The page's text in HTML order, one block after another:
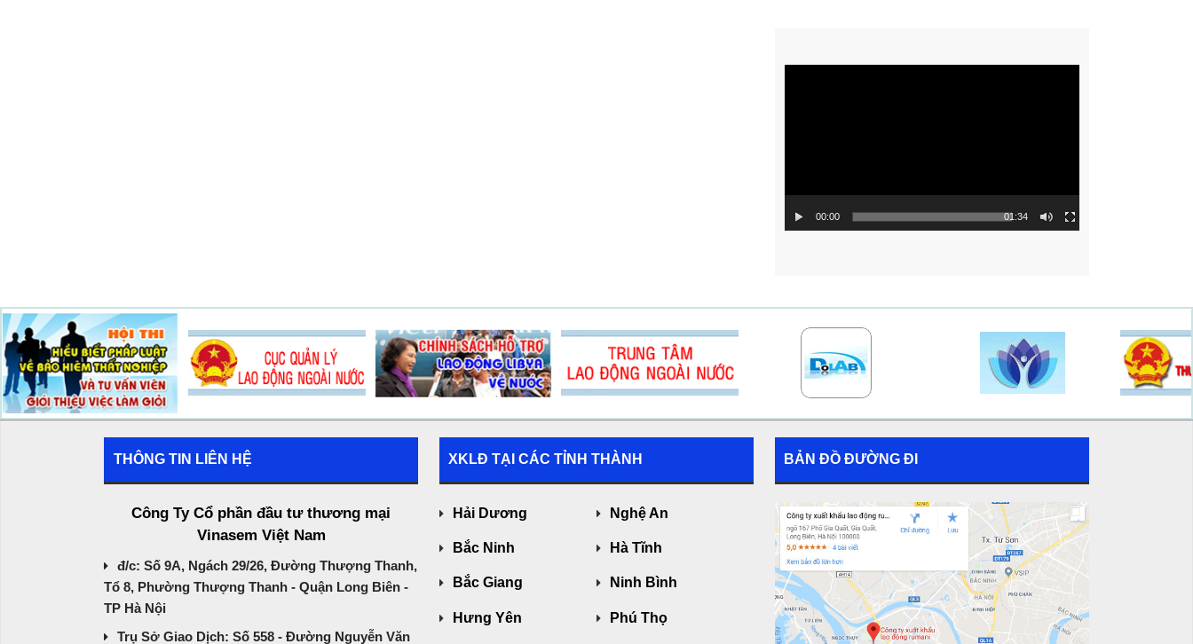
chơi
00:00 01:34
THÔNG TIN LIÊN HỆ
Công Ty Cổ phần đầu tư thương mại
Vinasem Việt Nam
đ/c: Số 9A, Ngách 29/26, Đường Thượng Thanh,
Tổ 8, Phường Thượng Thanh - Quận Long Biên -
TP Hà Nội
Trụ Sở Giao Dịch: Số 558 - Đường Nguyễn Văn
XKLĐ TẠI CÁC TỈNH THÀNH
Hải Dương Nghệ An
Bắc Ninh Hà Tĩnh
Bắc Giang Ninh Bình
Hưng Yên Phú Thọ
BẢN ĐỒ ĐƯỜNG ĐI